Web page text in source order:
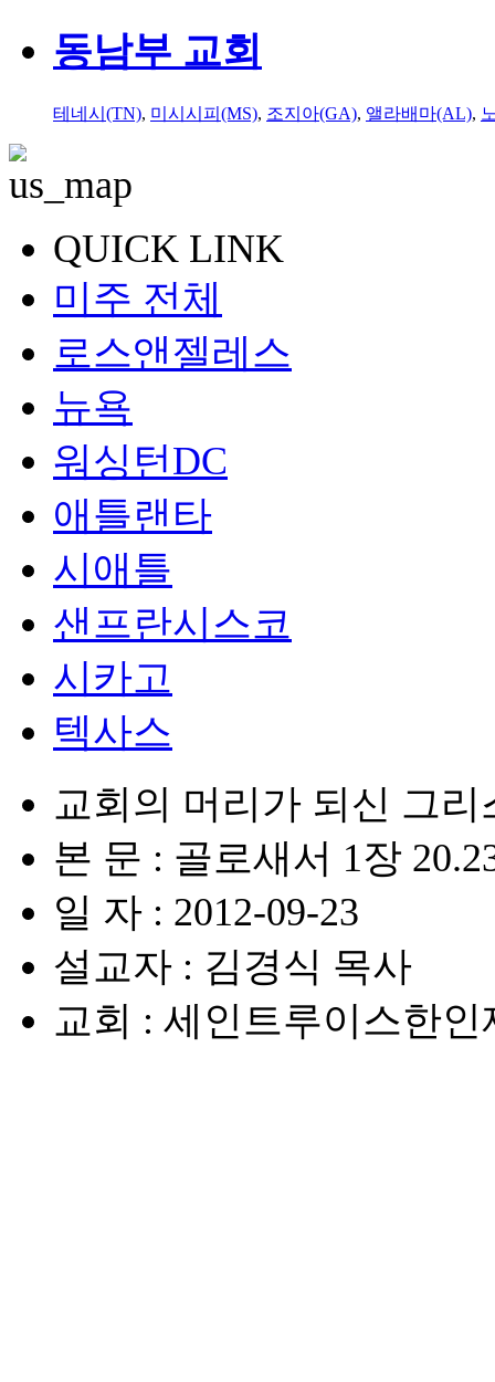
동남부 교회
테네시(TN), 미시시피(MS), 조지아(GA), 앨라배마(AL),
QUICK LINK
미주 전체
로스앤젤레스
뉴욕
워싱턴DC
애틀랜타
시애틀
샌프란시스코
시카고
텍사스
교회의 머리가 되신 그리
본 문 : 골로새서 1장
일 자 : 2012-09-23
설교자 : 김경식 목사
교회 : 세인트루이스한